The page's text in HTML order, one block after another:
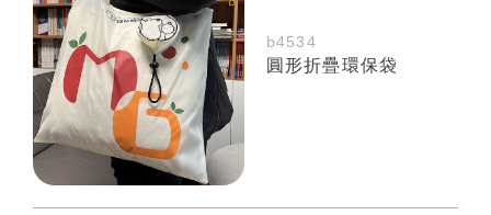
b4534
圓形折疊環保袋